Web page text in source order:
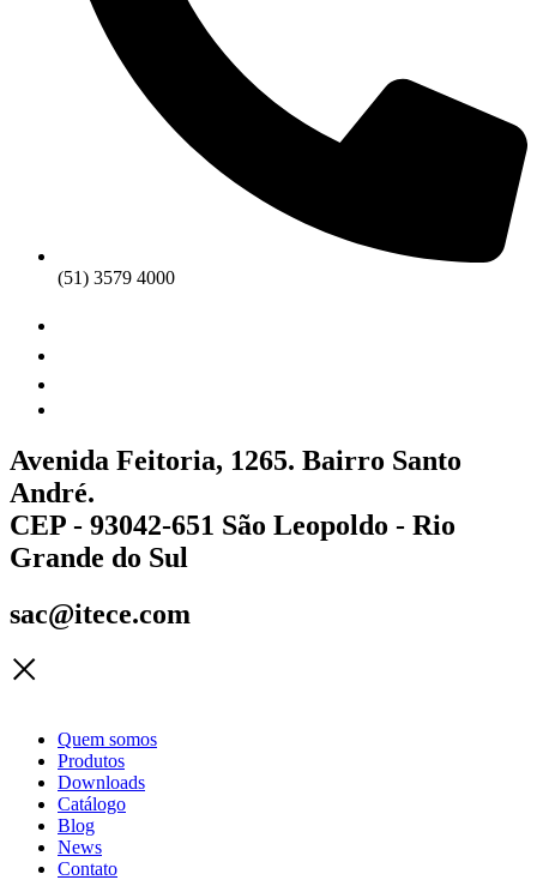
(51) 3579 4000
Avenida Feitoria, 1265. Bairro Santo
André.
CEP - 93042-651 São Leopoldo - Rio
Grande do Sul
sac@itece.com
Quem somos
Produtos
Downloads
Catálogo
Blog
News
Contato